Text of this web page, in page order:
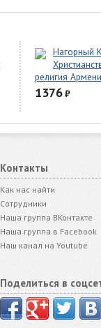
Нагорный
религия
1376₽
Контакты
Как нас найти
Сотрудники
Наша группа ВКонтакте
Наша группа в Facebook
Наш канал на Youtube
Поделиться в